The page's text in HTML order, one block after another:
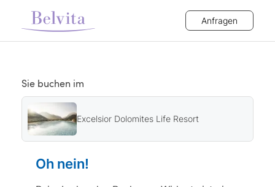
Anfragen
Sie buchen im
Excelsior Dolomites Life Resort
Oh nein!